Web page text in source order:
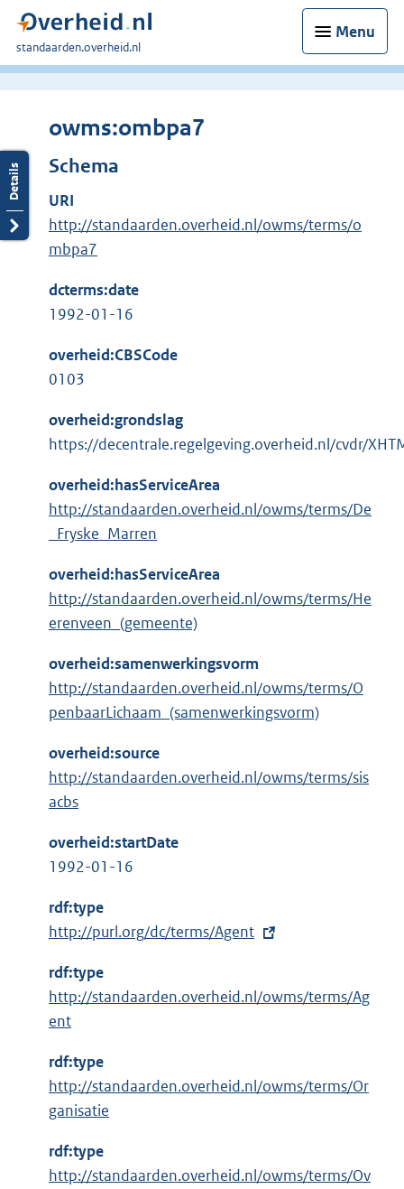
Menu
U
bent
standaarden.overheid.nl
owms:ombpa7
Schema
URI
http://standaarden.overheid.nl/owms/terms/o
mbpa7
dcterms:date
1992-01-16
overheid:CBSCode
0103
overheid:grondslag
https://decentrale.regelgeving.overheid.nl/cvdr/
overheid:hasServiceArea
http://standaarden.overheid.nl/owms/terms/De
_Fryske_Marren
overheid:hasServiceArea
http://standaarden.overheid.nl/owms/terms/He
erenveen_(gemeente)
overheid:samenwerkingsvorm
http://standaarden.overheid.nl/owms/terms/O
penbaarLichaam_(samenwerkingsvorm)
overheid:source
http://standaarden.overheid.nl/owms/terms/sis
acbs
overheid:startDate
1992-01-16
rdf:type
E
t
e
r
e
n
k
http://purl.org/dc/terms/Agent
rdf:type
http://standaarden.overheid.nl/owms/terms/Ag
ent
rdf:type
http://standaarden.overheid.nl/owms/terms/Or
ganisatie
rdf:type
http://standaarden.overheid.nl/owms/terms/Ov